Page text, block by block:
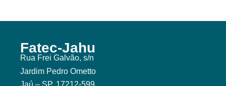
Fatec-Jahu
Rua Frei Galvão, s/n
Jardim Pedro Ometto
Jaú – SP, 17212-599